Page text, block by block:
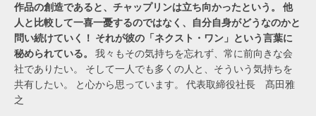
作品の創造であると、チャップリンは立ち向かったという。
他
人と比較して一喜一憂するのではなく、自分自身がどうなのかと
問い続けていく！ それが彼の「ネクスト・ワン」という言葉に
秘められている。
我々もその気持ちを忘れず、常に前向きな会
社でありたい。 そして一人でも多くの人と、そういう気持ちを
共有したい。 と心から思っています。 代表取締役社長 髙田雅
之